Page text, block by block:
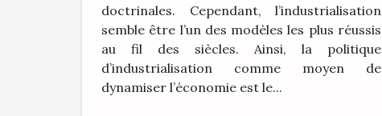
doctrinales. Cependant, l’industrialisation
semble être l’un des modèles les plus réussis
au fil des siècles. Ainsi, la politique
d’industrialisation comme moyen de
dynamiser l’économie est le...